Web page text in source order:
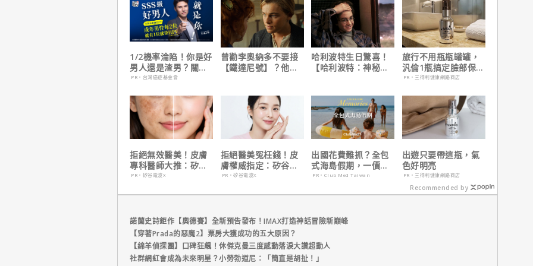
1/2機率淪陷！你是好
男人還是渣男？關鍵
在這
PR・台灣癌症基金會
曾勸李奧納多不要接
【鐵達尼號】？他
哈利波特生日驚喜！
【哈利波特：神秘的
旅行不用瓶瓶罐罐，
汎倫1瓶搞定臉部保
養！
PR・三得利健康網路商店
拒絕無效醫美！皮膚
專科醫師大推：矽谷
電波 X 讓肌膚由內而
PR・矽谷電波X
拒絕醫美冤枉錢！皮
膚權威指定：矽谷電
波 X 由內而外養出逆
PR・矽谷電波X
出國花費難抓？全包
式海島假期，一價搞
定食宿玩樂，省錢更
PR・Club Med Taiwan
出遊只要帶這瓶，氣
色好明亮
PR・三得利健康網路商店
Recommended by
諾蘭史詩鉅作【奧德賽】全新預告發布！IMAX打造神話冒險新巔峰
【穿著Prada的惡魔2】票房大獲成功的五大原因？
【綿羊偵探團】口碑狂飆！休傑克曼三度感動落淚大讚超動人
社群網紅會成為未來明星？小勞勃道尼：「簡直是胡扯！」